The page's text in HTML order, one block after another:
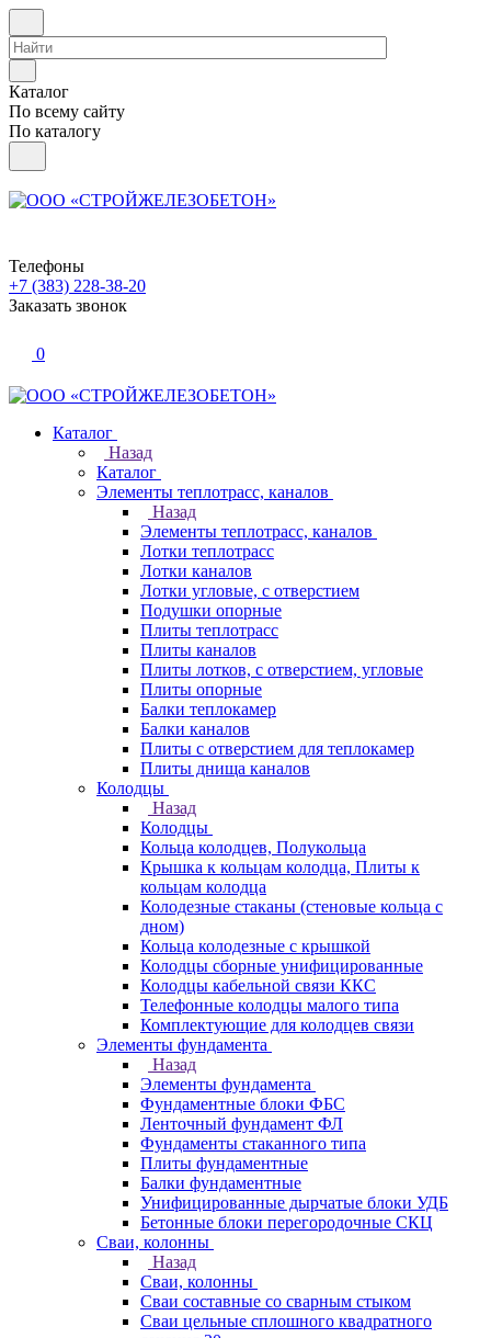
Каталог
По всему сайту
По каталогу
Телефоны
+7 (383) 228-38-20
Заказать звонок
0
Каталог
Назад
Каталог
Элементы теплотрасс, каналов
Назад
Элементы теплотрасс, каналов
Лотки теплотрасс
Лотки каналов
Лотки угловые, с отверстием
Подушки опорные
Плиты теплотрасс
Плиты каналов
Плиты лотков, с отверстием, угловые
Плиты опорные
Балки теплокамер
Балки каналов
Плиты с отверстием для теплокамер
Плиты днища каналов
Колодцы
Назад
Колодцы
Кольца колодцев, Полукольца
Крышка к кольцам колодца, Плиты к
кольцам колодца
Колодезные стаканы (стеновые кольца с
дном)
Кольца колодезные с крышкой
Колодцы сборные унифицированные
Колодцы кабельной связи ККС
Телефонные колодцы малого типа
Комплектующие для колодцев связи
Элементы фундамента
Назад
Элементы фундамента
Фундаментные блоки ФБС
Ленточный фундамент ФЛ
Фундаменты стаканного типа
Плиты фундаментные
Балки фундаментные
Унифицированные дырчатые блоки УДБ
Бетонные блоки перегородочные СКЦ
Сваи, колонны
Назад
Сваи, колонны
Сваи составные со сварным стыком
Сваи цельные сплошного квадратного